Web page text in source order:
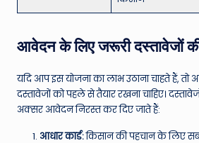
आवेदन के लिए जरूरी दस्तावेजों
यदि आप इस योजना का लाभ उठाना चाहते हैं,
दस्तावेजों को पहले से तैयार रखना चाहिए।
अक्सर आवेदन निरस्त कर दिए जाते हैं:
आधार कार्ड:किसान की पहचान के लिए